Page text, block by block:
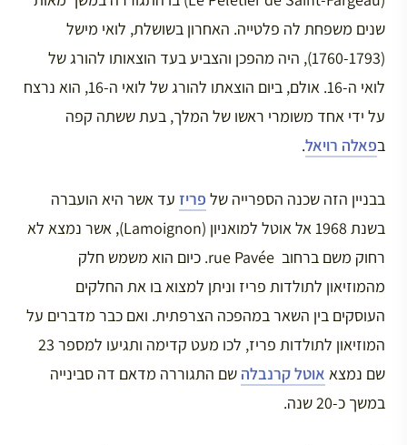
שנים משפחת לה פלטייה. האחרון בשושלת, לואי מישל
(1760-1793), היה מהפכן והצביע בעד הוצאותו להורג של
לואי ה-16. אולם, ביום הוצאתו להורג של לואי ה-16, הוא נרצח
על ידי אחד משומרי ראשו של המלך, בעת ששתה קפה
בפאלה רויאל.
בבניין הזה שכנה הספרייה של פריז עד אשר היא הועברה
בשנת 1968 אל אוטל למואניון (Lamoignon), אשר נמצא לא
רחוק משם ברחוב rue Pavée. כיום הוא משמש חלק
מהמוזיאון לתולדות פריז וניתן למצוא בו את החלקים
העוסקים בין השאר במהפכה הצרפתית. ואם כבר מדברים על
המוזיאון לתולדות פריז, לכו מעט קדימה ותגיעו למספר 23
שם נמצא אוטל קרנבלה שם התגוררה מדאם דה סבינייה
במשך כ-20 שנה.